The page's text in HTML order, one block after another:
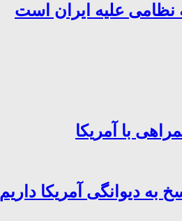
نظامی علیه ایران است
با آمریکا
به دیوانگی آمریکا داریم